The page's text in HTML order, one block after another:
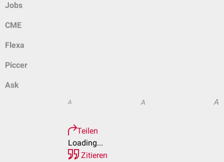
Jobs
CME
Flexa
Piccer
Ask
A A A
Teilen
Loading...
Zitieren